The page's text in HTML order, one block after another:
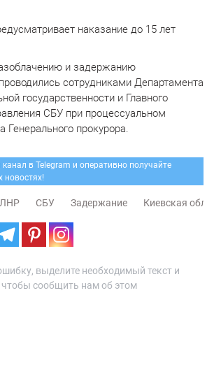
наказание до 15 лет
и задержанию
сотрудниками Департамента
государственности и Главного
СБУ при процессуальном
Генерального прокурора.
в Telegram и оперативно получайте
новостях!
ЛНР СБУ Задержание Киевская
выделите необходимый текст и
чтобы сообщить нам об этом